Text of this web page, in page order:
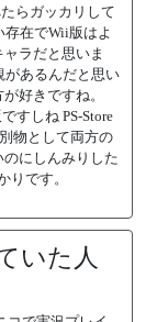
らガッカリして
存在でWii版はよ
ラだと思いま
があるんだと思い
好きですね。
すしね PS-Store
物として両方の
にしんみりした
りです。
いた人